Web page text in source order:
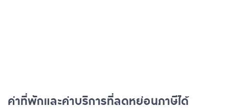
ค่าที่พักและค่าบริการที่ลดหย่อนภาษีได้